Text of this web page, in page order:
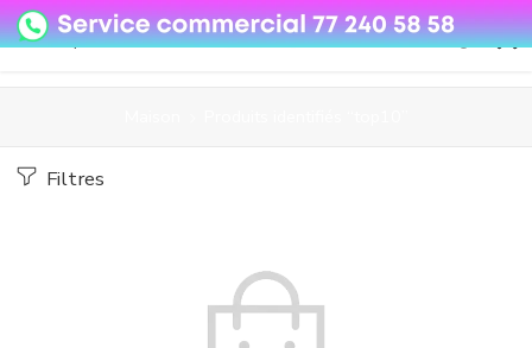
08o35epzeyex8vmjn04i2j4algz26o
Filtres